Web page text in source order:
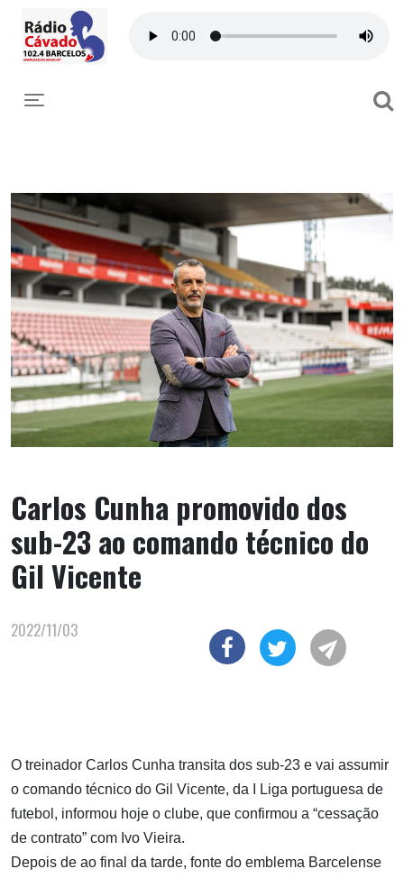
Toggle navigation
Carlos Cunha promovido dos
sub-23 ao comando técnico do
Gil Vicente
2022/11/03
O treinador Carlos Cunha transita dos sub-23 e vai assumir
o comando técnico do Gil Vicente, da I Liga portuguesa de
futebol, informou hoje o clube, que confirmou a “cessação
de contrato” com Ivo Vieira.
Depois de ao final da tarde, fonte do emblema Barcelense